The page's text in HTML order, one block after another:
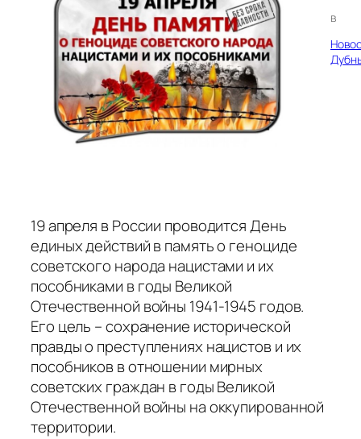
в
19 апреля в России проводится День
единых действий в память о геноциде
советского народа нацистами и их
пособниками в годы Великой
Отечественной войны 1941-1945 годов.
Его цель – сохранение исторической
правды о преступлениях нацистов и их
пособников в отношении мирных
советских граждан в годы Великой
Отечественной войны на оккупированной
территории.